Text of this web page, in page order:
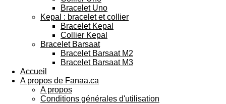
Bracelet Uno
Kepal : bracelet et collier
Bracelet Kepal
Collier Kepal
Bracelet Barsaat
Bracelet Barsaat M2
Bracelet Barsaat M3
Accueil
A propos de Fanaa.ca
A propos
Conditions générales d'utilisation